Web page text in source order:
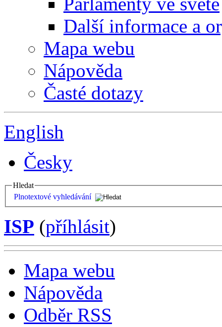
Další informace a
Mapa webu
Nápověda
Časté dotazy
English
Česky
Hledat
Plnotextové vyhledávání
ISP (příhlásit)
Mapa webu
Nápověda
Odběr RSS